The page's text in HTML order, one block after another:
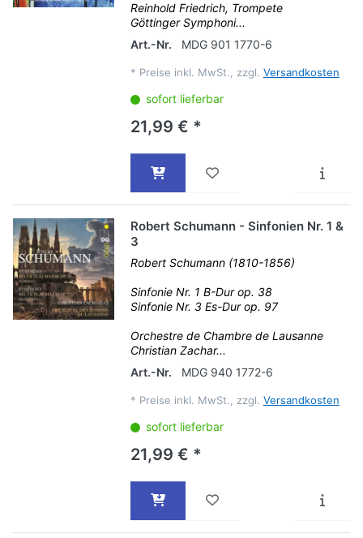
Reinhold Friedrich, Trompete
Göttinger Symphoni...
Art.-Nr.
MDG 901 1770-6
* Preise inkl. MwSt., zzgl. Versandkosten
sofort lieferbar
21,99 € *
Robert Schumann - Sinfonien Nr. 1 &
3
Robert Schumann (1810-1856)
Sinfonie Nr. 1 B-Dur op. 38
Sinfonie Nr. 3 Es-Dur op. 97
Orchestre de Chambre de Lausanne
Christian Zachar...
Art.-Nr.
MDG 940 1772-6
* Preise inkl. MwSt., zzgl. Versandkosten
sofort lieferbar
21,99 € *